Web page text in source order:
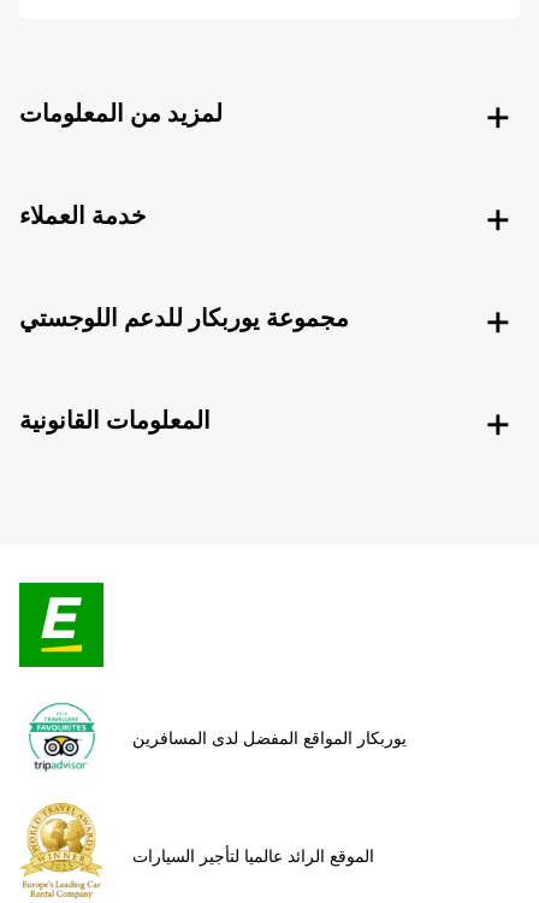
لمزيد من المعلومات
خدمة العملاء
مجموعة يوربكار للدعم اللوجستي
المعلومات القانونية
يوربكار المواقع المفضل لدى المسافرين
الموقع الرائد عالميا لتأجير السيارات